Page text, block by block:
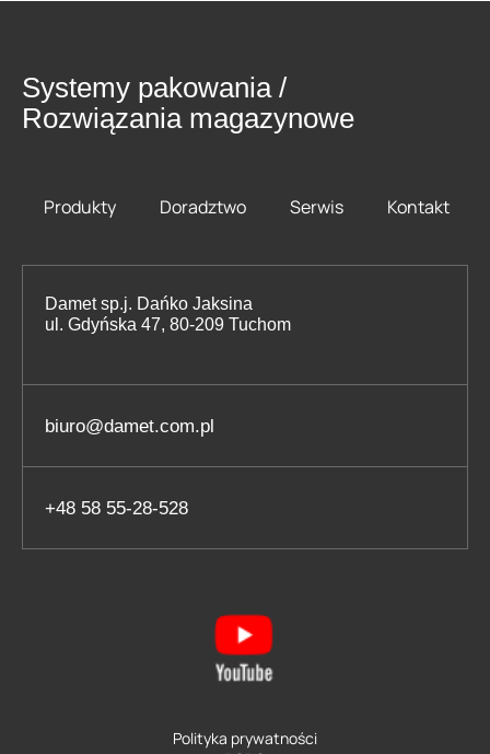
Systemy pakowania /
Rozwiązania magazynowe
Produkty Doradztwo Serwis Kontakt
Damet sp.j. Dańko Jaksina
ul. Gdyńska 47, 80-209 Tuchom
biuro@damet.com.pl
+48 58 55-28-528
Polityka prywatności